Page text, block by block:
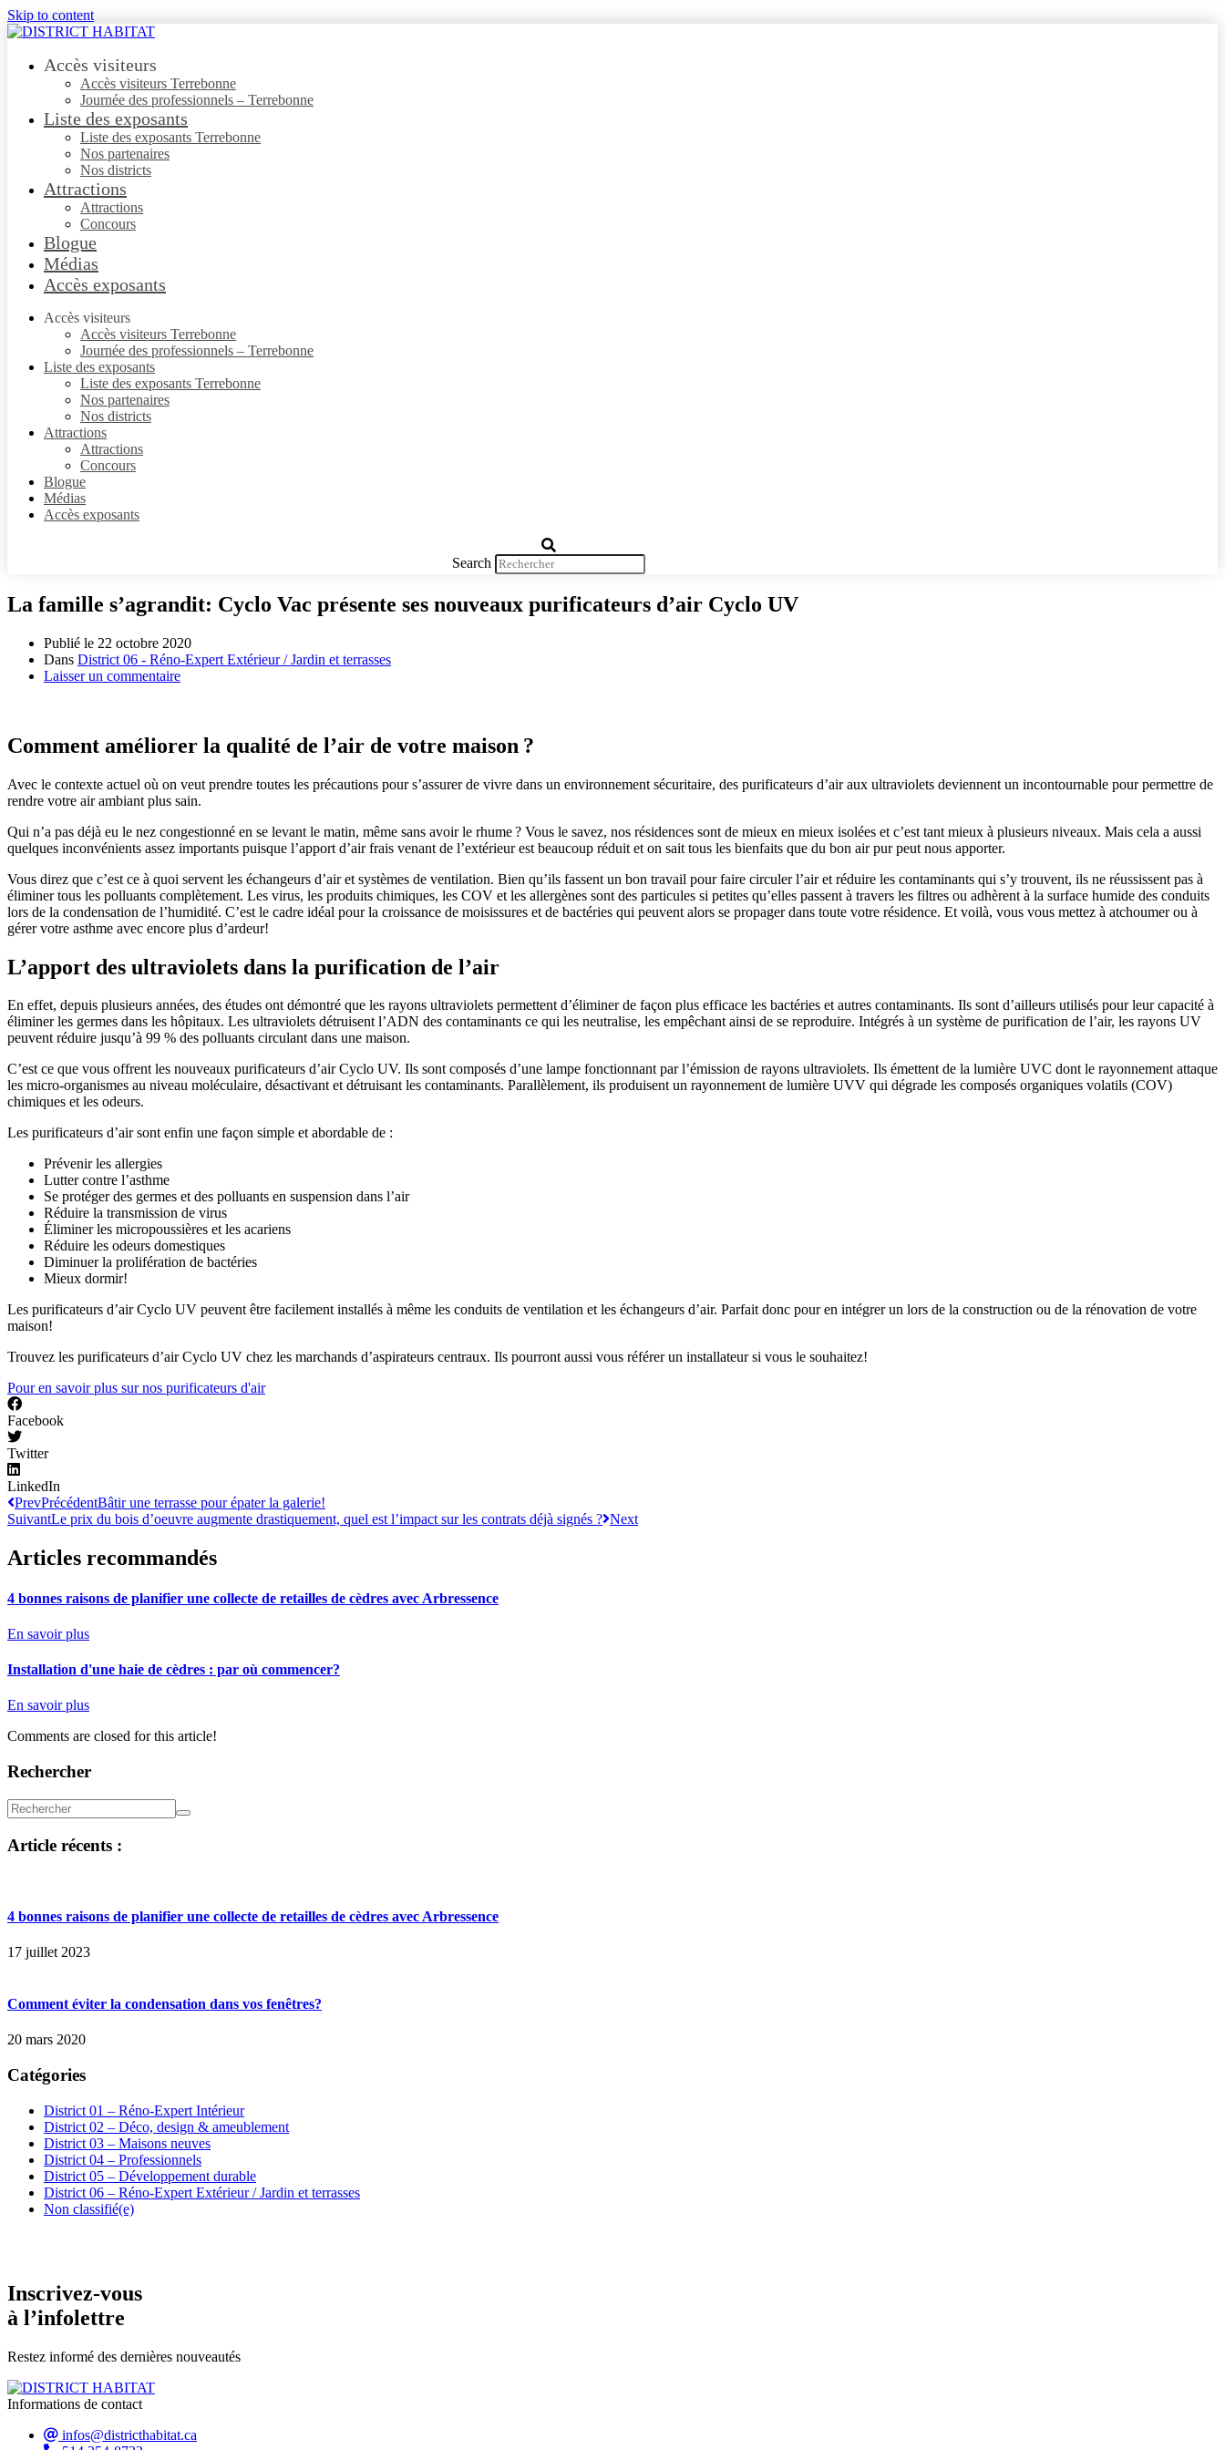
Skip to content
Accès visiteurs
Accès visiteurs Terrebonne
Journée des professionnels – Terrebonne
Liste des exposants
Liste des exposants Terrebonne
Nos partenaires
Nos districts
Attractions
Attractions
Concours
Blogue
Médias
Accès exposants
Accès visiteurs
Accès visiteurs Terrebonne
Journée des professionnels – Terrebonne
Liste des exposants
Liste des exposants Terrebonne
Nos partenaires
Nos districts
Attractions
Attractions
Concours
Blogue
Médias
Accès exposants
Search
La famille s’agrandit: Cyclo Vac présente ses nouveaux purificateurs d’air Cyclo UV
Publié le 22 octobre 2020
Dans District 06 - Réno-Expert Extérieur / Jardin et terrasses
Laisser un commentaire
Comment améliorer la qualité de l’air de votre maison ?
Avec le contexte actuel où on veut prendre toutes les précautions pour s’assurer de vivre dans un environnement sécuritaire, des purificateurs d’air aux ultraviolets deviennent un incontournable pour permettre de
rendre votre air ambiant plus sain.
Qui n’a pas déjà eu le nez congestionné en se levant le matin, même sans avoir le rhume ? Vous le savez, nos résidences sont de mieux en mieux isolées et c’est tant mieux à plusieurs niveaux. Mais cela a aussi
quelques inconvénients assez importants puisque l’apport d’air frais venant de l’extérieur est beaucoup réduit et on sait tous les bienfaits que du bon air pur peut nous apporter.
Vous direz que c’est ce à quoi servent les échangeurs d’air et systèmes de ventilation. Bien qu’ils fassent un bon travail pour faire circuler l’air et réduire les contaminants qui s’y trouvent, ils ne réussissent pas à
éliminer tous les polluants complètement. Les virus, les produits chimiques, les COV et les allergènes sont des particules si petites qu’elles passent à travers les filtres ou adhèrent à la surface humide des conduits
lors de la condensation de l’humidité. C’est le cadre idéal pour la croissance de moisissures et de bactéries qui peuvent alors se propager dans toute votre résidence. Et voilà, vous vous mettez à atchoumer ou à
gérer votre asthme avec encore plus d’ardeur!
L’apport des ultraviolets dans la purification de l’air
En effet, depuis plusieurs années, des études ont démontré que les rayons ultraviolets permettent d’éliminer de façon plus efficace les bactéries et autres contaminants. Ils sont d’ailleurs utilisés pour leur capacité à
éliminer les germes dans les hôpitaux. Les ultraviolets détruisent l’ADN des contaminants ce qui les neutralise, les empêchant ainsi de se reproduire. Intégrés à un système de purification de l’air, les rayons UV
peuvent réduire jusqu’à 99 % des polluants circulant dans une maison.
C’est ce que vous offrent les nouveaux purificateurs d’air Cyclo UV. Ils sont composés d’une lampe fonctionnant par l’émission de rayons ultraviolets. Ils émettent de la lumière UVC dont le rayonnement attaque
les micro-organismes au niveau moléculaire, désactivant et détruisant les contaminants. Parallèlement, ils produisent un rayonnement de lumière UVV qui dégrade les composés organiques volatils (COV)
chimiques et les odeurs.
Les purificateurs d’air sont enfin une façon simple et abordable de :
Prévenir les allergies
Lutter contre l’asthme
Se protéger des germes et des polluants en suspension dans l’air
Réduire la transmission de virus
Éliminer les micropoussières et les acariens
Réduire les odeurs domestiques
Diminuer la prolifération de bactéries
Mieux dormir!
Les purificateurs d’air Cyclo UV peuvent être facilement installés à même les conduits de ventilation et les échangeurs d’air. Parfait donc pour en intégrer un lors de la construction ou de la rénovation de votre
maison!
Trouvez les purificateurs d’air Cyclo UV chez les marchands d’aspirateurs centraux. Ils pourront aussi vous référer un installateur si vous le souhaitez!
Pour en savoir plus sur nos purificateurs d'air
Facebook
Twitter
LinkedIn
PrevPrécédentBâtir une terrasse pour épater la galerie!
SuivantLe prix du bois d’oeuvre augmente drastiquement, quel est l’impact sur les contrats déjà signés ? Next
Articles recommandés
4 bonnes raisons de planifier une collecte de retailles de cèdres avec Arbressence
En savoir plus
Installation d'une haie de cèdres : par où commencer?
En savoir plus
Comments are closed for this article!
Rechercher
Article récents :
4 bonnes raisons de planifier une collecte de retailles de cèdres avec Arbressence
17 juillet 2023
Comment éviter la condensation dans vos fenêtres?
20 mars 2020
Catégories
District 01 – Réno-Expert Intérieur
District 02 – Déco, design & ameublement
District 03 – Maisons neuves
District 04 – Professionnels
District 05 – Développement durable
District 06 – Réno-Expert Extérieur / Jardin et terrasses
Non classifié(e)
Inscrivez-vous
à l’infolettre
Restez informé des dernières nouveautés
Informations de contact
infos@districthabitat.ca